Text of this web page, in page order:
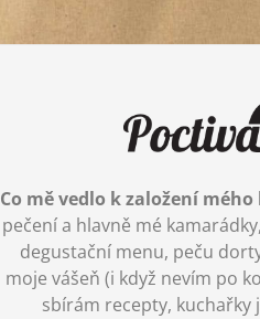
Co mě vedlo k založení mého
pečení a hlavně mé
degustační menu, peču
moje vášeň (i když nevím po
sbírám recepty, kuchařky